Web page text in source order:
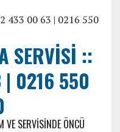
SERVISI ::
0216 550
SERVISINDE ÖNCÜ